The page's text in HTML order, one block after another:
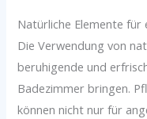
Natürliche Elemente für
Die Verwendung von
beruhigende und
Badezimmer bringen.
können nicht nur für